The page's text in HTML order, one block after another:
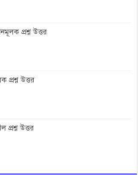
প্রশ্ন উত্তর
প্রশ্ন উত্তর
প্রশ্ন উত্তর